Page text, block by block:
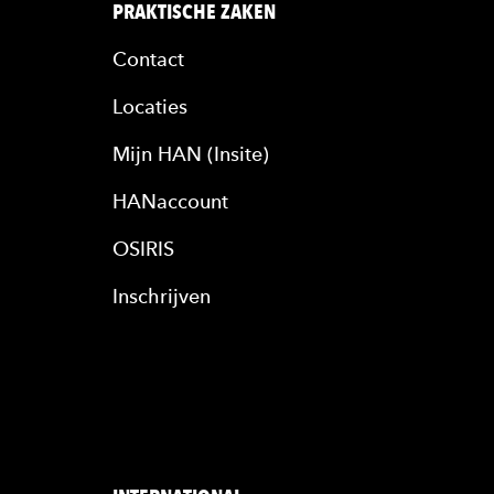
PRAKTISCHE ZAKEN
Contact
Locaties
Mijn HAN (Insite)
HANaccount
OSIRIS
Inschrijven